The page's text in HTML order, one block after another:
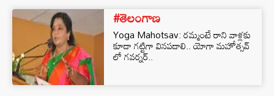
#తెలంగాణ
Yoga Mahotsav: రమ్మంటే రాని వాళ్లకు
కూడా గట్టిగా వినపడాలి.. యోగా మహోత్సవ్
లో గవర్నర్..